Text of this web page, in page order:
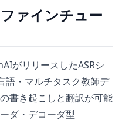
ァインチュー
がリリースしたASRシ
語・マルチタスク教師デ
書き起こしと翻訳が可能
ダ・デコーダ型